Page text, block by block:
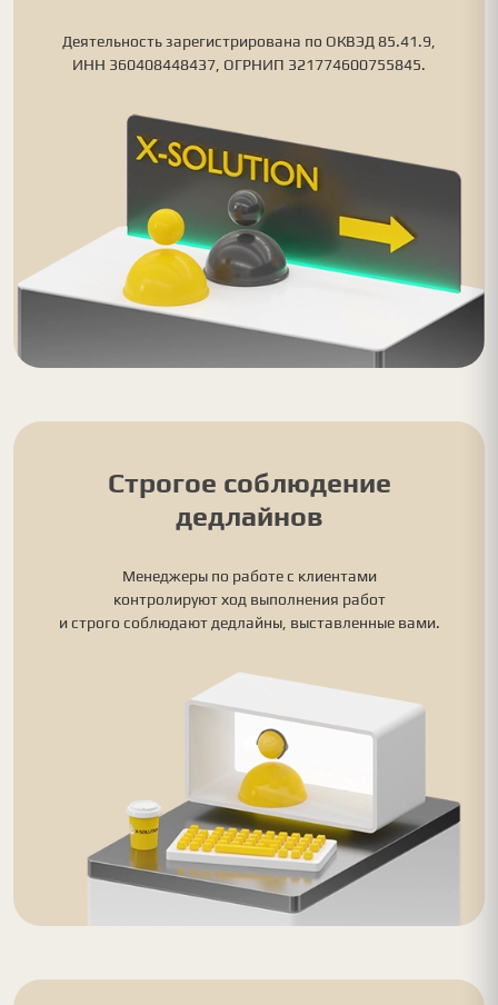
Деятельность зарегистрирована по ОКВЭД 85.41.9,
ИНН 360408448437, ОГРНИП 321774600755845.
Строгое соблюдение
дедлайнов
Менеджеры по работе с клиентами
контролируют ход выполнения работ
и строго соблюдают дедлайны, выставленные вами.